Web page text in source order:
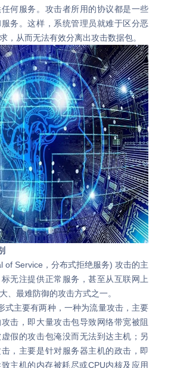
何服务。攻击者所用的协议都是一些
务。这样，系统管理员就难于区分恶
，从而无法有效分离出攻击数据包。
Service，分布式拒绝服务) 攻击的主
无注提供正常服务，甚至从互联网上
、最难防御的攻击方式之一。
主要有两种，一种为流量攻击，主要
击，即大量攻击包导致网络带宽被阻
假的攻击包淹没而无法到达主机；另
，主要是针对服务器主机的政击，即
主机的内存被耗尽或CPU内核及应用